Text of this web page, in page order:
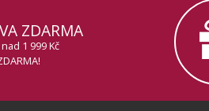
ZDARMA
1 999 Kč